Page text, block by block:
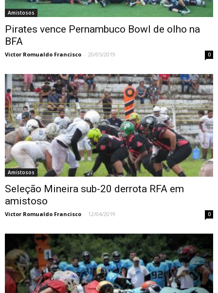
Amistosos
Pirates vence Pernambuco Bowl de olho na
BFA
Victor Romualdo Francisco - 20/05/2019 0
Amistosos
Seleção Mineira sub-20 derrota RFA em
amistoso
Victor Romualdo Francisco - 12/04/2019 0